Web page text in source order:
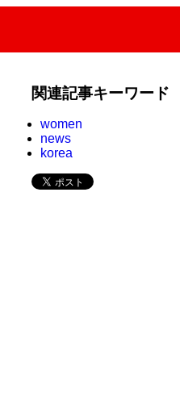
関連記事キーワード
women
news
korea